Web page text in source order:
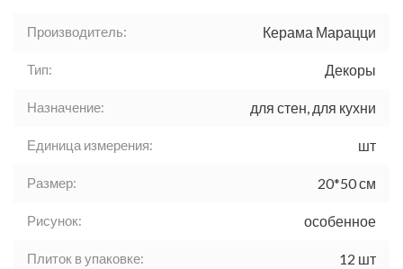
Производитель: Керама Марацци
Тип: Декоры
Назначение: для стен, для кухни
Единица измерения: шт
Размер: 20*50 см
Рисунок: особенное
Плиток в упаковке: 12 шт